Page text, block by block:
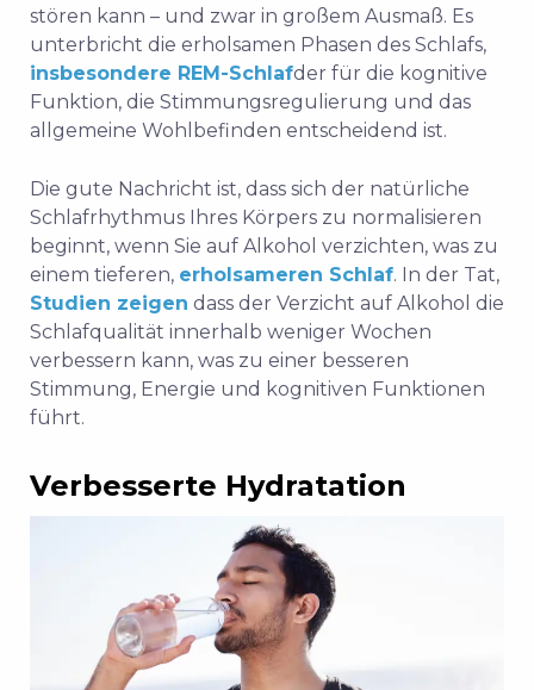
stören kann – und zwar in großem Ausmaß. Es
unterbricht die erholsamen Phasen des Schlafs,
insbesondere REM-Schlafder für die kognitive
Funktion, die Stimmungsregulierung und das
allgemeine Wohlbefinden entscheidend ist.
Die gute Nachricht ist, dass sich der natürliche
Schlafrhythmus Ihres Körpers zu normalisieren
beginnt, wenn Sie auf Alkohol verzichten, was zu
einem tieferen, erholsameren Schlaf. In der Tat,
Studien zeigen dass der Verzicht auf Alkohol die
Schlafqualität innerhalb weniger Wochen
verbessern kann, was zu einer besseren
Stimmung, Energie und kognitiven Funktionen
führt.
Verbesserte Hydratation